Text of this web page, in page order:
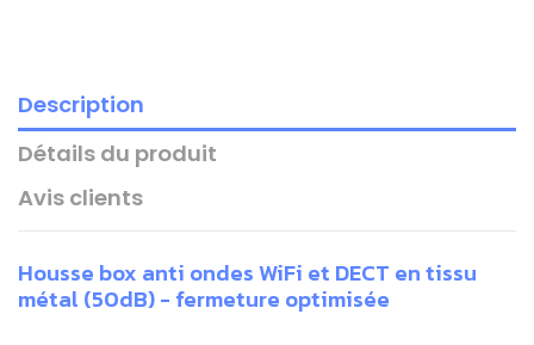
Description
Détails du produit
Avis clients
Housse box anti ondes WiFi et DECT en tissu
métal (50dB) - fermeture optimisée